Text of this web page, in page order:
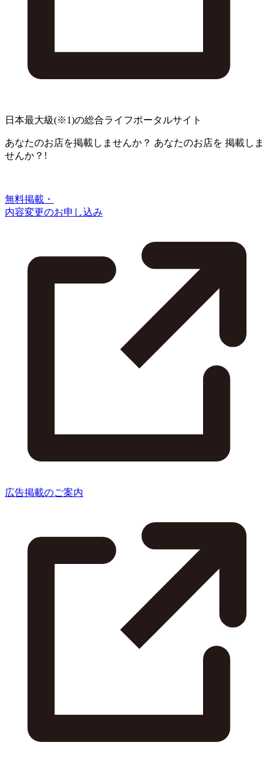
日本最大級(※1)の総合ライフポータルサイト
あなたのお店を掲載しませんか？ あなたのお店を 掲載しま
せんか？!
無料掲載・
内容変更のお申し込み
広告掲載のご案内